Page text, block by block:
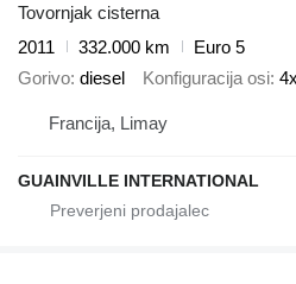
Tovornjak cisterna
2011
332.000 km
Euro 5
Gorivo diesel Konfiguracija osi
Francija, Limay
GUAINVILLE INTERNATIONAL